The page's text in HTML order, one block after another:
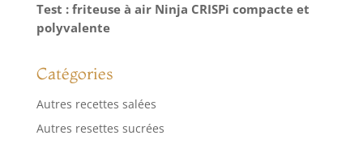
Test : friteuse à air Ninja CRISPi compacte et
polyvalente
Catégories
Autres recettes salées
Autres resettes sucrées